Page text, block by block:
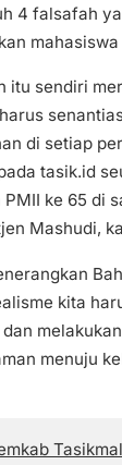
4 falsafah
itu sendiri
di setiap
tasik.id
ke 65 di
Mashudi,
kita
menuju